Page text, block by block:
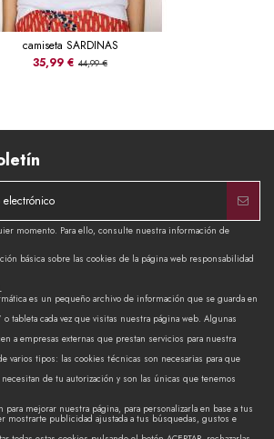
camiseta SARDINAS
35,99 € 44,99 €
momento. Para ello, consulte nuestra información de
básica sobre las cookies de la página web responsabilidad
es un pequeño archivo de información que se guarda en
tableta cada vez que visitas nuestra página web. Algunas
a empresas externas que prestan servicios para nuestra
varios tipos: las cookies técnicas son necesarias para que
de tu autorización y son las únicas que tenemos
para mejorar nuestra página, para personalizarla en base a tus
mostrarte publicidad ajustada a tus búsquedas, gustos e